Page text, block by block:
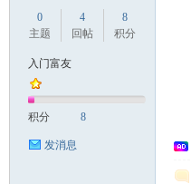
0
主题
4
回帖
8
积分
入门富友
积分 8
发消息